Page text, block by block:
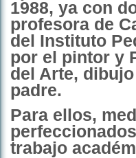
1988, ya con
profesora de
del Instituto
por el pintor y
del Arte,
padre.
Para ellos,
trabajo